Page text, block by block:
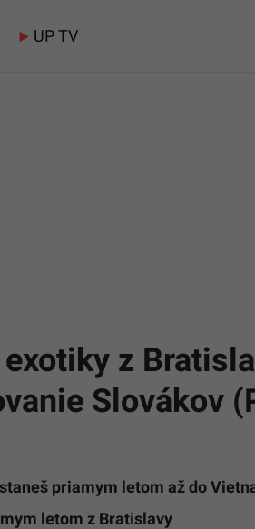
UP TV
z
Slovákov
priamym letom až do
letom z Bratislavy